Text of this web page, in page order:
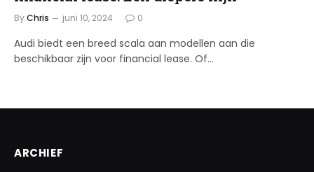
ByChris juni 10, 2024 0
Audi biedt een breed scala aan modellen aan die
beschikbaar zijn voor financial lease. Of…
ARCHIEF